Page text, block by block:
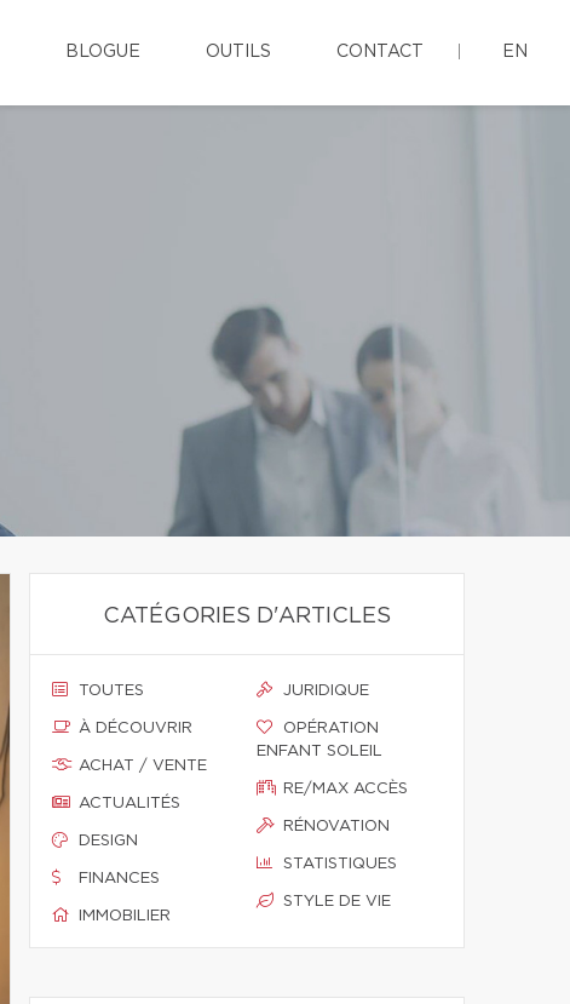
BLOGUE OUTILS CONTACT EN
CATÉGORIES D'ARTICLES
TOUTES
À DÉCOUVRIR
ACHAT / VENTE
ACTUALITÉS
DESIGN
FINANCES
IMMOBILIER
JURIDIQUE
ENFANT SOLEIL
RE/MAX ACCÈS
RÉNOVATION
STATISTIQUES
STYLE DE VIE